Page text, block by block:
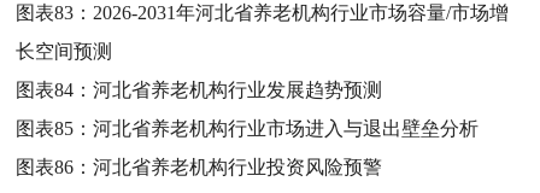
图表83： 2026-2031年河北省养老机构行业市场容量/市场增
长空间预测
图表84：河北省养老机构行业发展趋势预测
图表85：河北省养老机构行业市场进入与退出壁垒分析
图表86：河北省养老机构行业投资风险预警